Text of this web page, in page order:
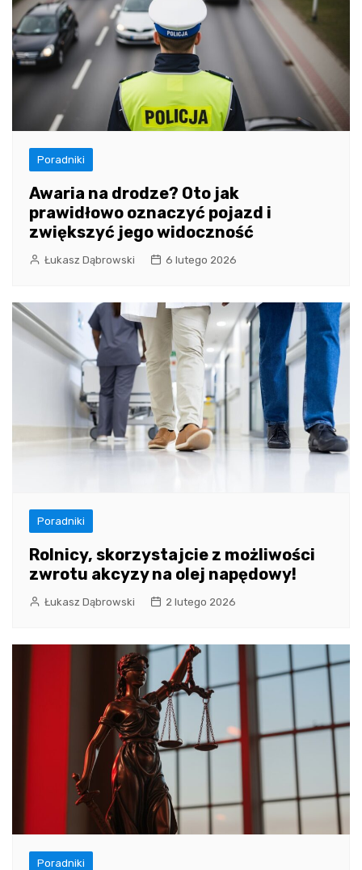
Poradniki
Awaria na drodze? Oto jak
prawidłowo oznaczyć pojazd i
zwiększyć jego widoczność
Łukasz Dąbrowski 6 lutego 2026
Poradniki
Rolnicy, skorzystajcie z możliwości
zwrotu akcyzy na olej napędowy!
Łukasz Dąbrowski 2 lutego 2026
Poradniki